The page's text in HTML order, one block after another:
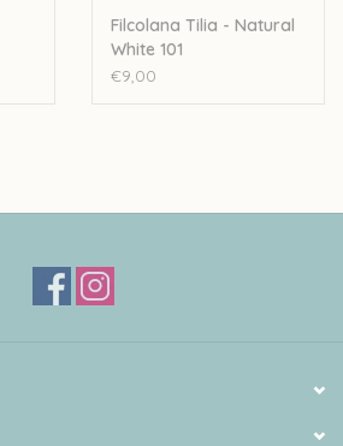
Filcolana Tilia - Natural
White 101
€9,00